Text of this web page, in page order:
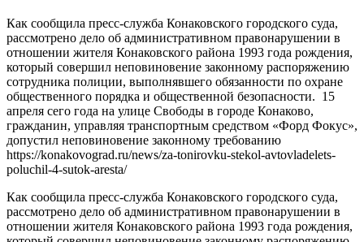
Как сообщила пресс-служба Конаковского городского суда,
рассмотрено дело об административном правонарушении в
отношении жителя Конаковского района 1993 года рождения,
который совершил неповиновение законному распоряжению
сотрудника полиции, выполнявшего обязанности по охране
общественного порядка и общественной безопасности. 15
апреля сего года на улице Свободы в городе Конаково,
гражданин, управляя транспортным средством «Форд Фокус»,
допустил неповиновение законному требованию
https://konakovograd.ru/news/za-tonirovku-stekol-avtovladelets-
poluchil-4-sutok-aresta/
Как сообщила пресс-служба Конаковского городского суда,
рассмотрено дело об административном правонарушении в
отношении жителя Конаковского района 1993 года рождения,